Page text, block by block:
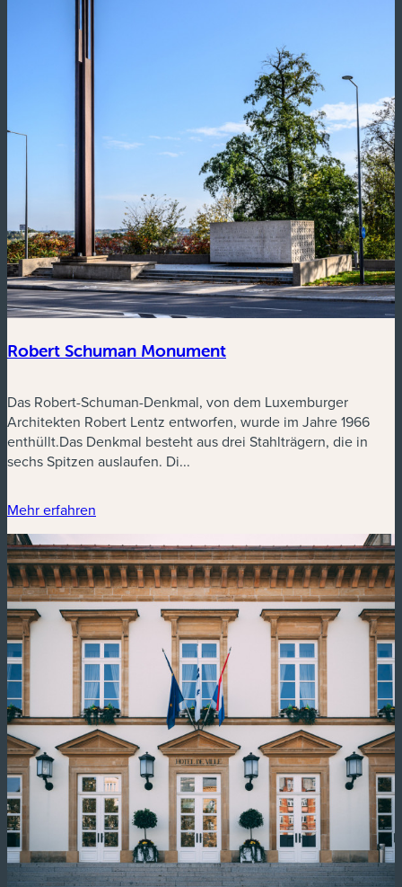
Robert Schuman Monument
Das Robert-Schuman-Denkmal, von dem Luxemburger
Architekten Robert Lentz entworfen, wurde im Jahre 1966
enthüllt.Das Denkmal besteht aus drei Stahlträgern, die in
sechs Spitzen auslaufen. Di...
Mehr erfahren